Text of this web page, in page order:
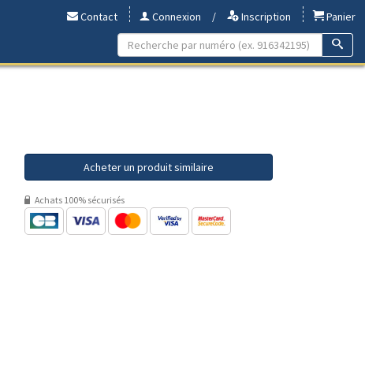
Contact Connexion / Inscription
Panier
Acheter un produit similaire
Achats 100% sécurisés